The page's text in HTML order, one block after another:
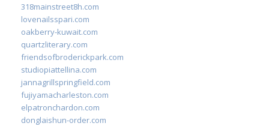
318mainstreet8h.com
lovenailsspari.com
oakberry-kuwait.com
quartzliterary.com
friendsofbroderickpark.com
studiopiattellina.com
jannagrillspringfield.com
fujiyamacharleston.com
elpatronchardon.com
donglaishun-order.com